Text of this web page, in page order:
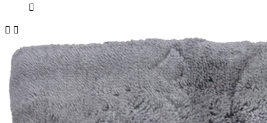

 